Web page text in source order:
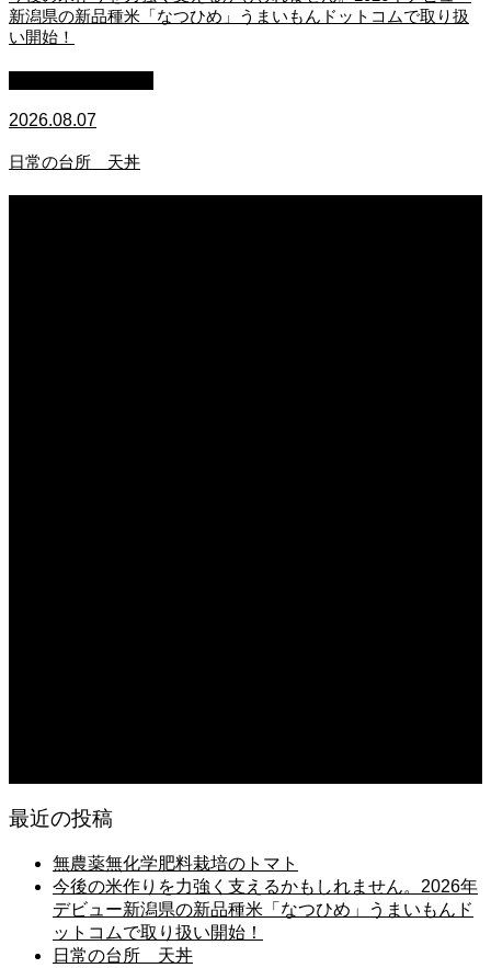
新潟県の新品種米「なつひめ」うまいもんドットコムで取り扱
い開始！
2026.08.07
日常の台所 天丼
最近の投稿
無農薬無化学肥料栽培のトマト
今後の米作りを力強く支えるかもしれません。2026年
デビュー新潟県の新品種米「なつひめ」うまいもんド
ットコムで取り扱い開始！
日常の台所 天丼